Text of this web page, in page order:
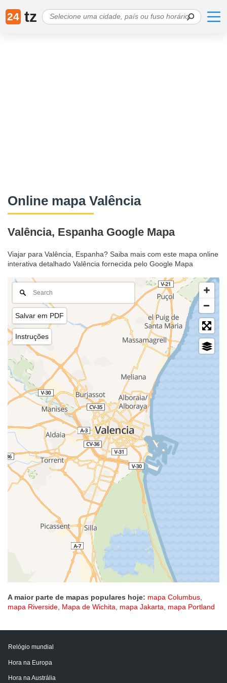
24 tz
Online mapa Valência
Valência, Espanha Google Mapa
Viajar para Valência, Espanha? Saiba mais com este mapa online
interativa detalhado Valência fornecida pelo Google Mapa
Salvar em PDF
Instruções
A maior parte de mapas populares hoje: mapa Columbus,
mapa Riverside, Mapa de Wichita, mapa Jakarta, mapa Portland
Relógio mundial
Hora na Europa
Hora na Austrália